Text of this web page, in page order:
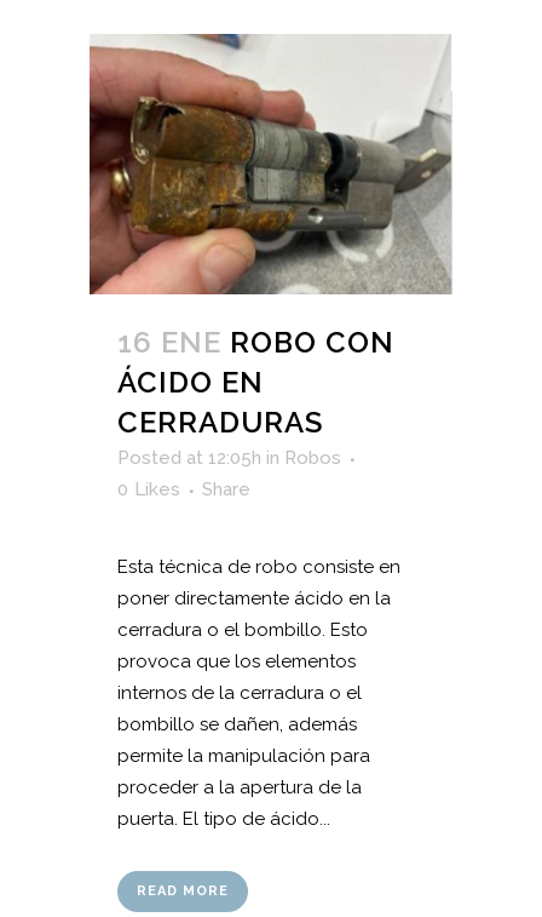
16 ENE ROBO CON
ÁCIDO EN
CERRADURAS
Posted at 12:05h in Robos
0 Likes Share
Esta técnica de robo consiste en
poner directamente ácido en la
cerradura o el bombillo. Esto
provoca que los elementos
internos de la cerradura o el
bombillo se dañen, además
permite la manipulación para
proceder a la apertura de la
puerta. El tipo de ácido...
READ MORE